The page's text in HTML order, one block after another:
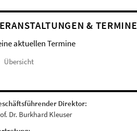
& TERMINE
aktuellen Termine
Übersicht
Direktor:
Dr. Burkhard Kleuser